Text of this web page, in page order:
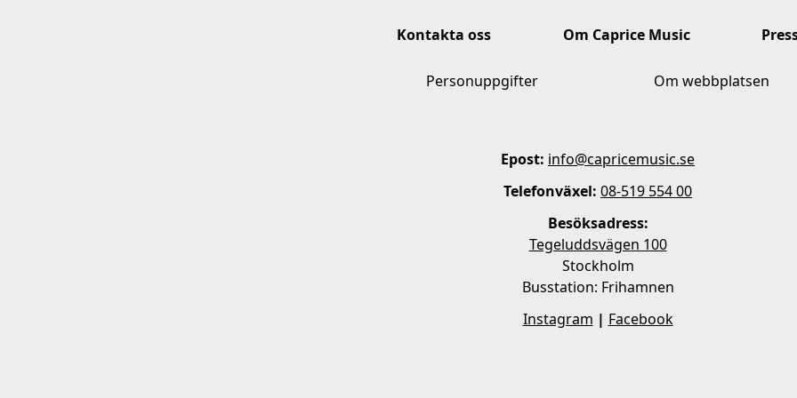
Kontakta oss Om Caprice Music
Personuppgifter Om webbplatsen
Epost: info@capricemusic.se
Telefonväxel: 08-519 554 00
Besöksadress:
Tegeluddsvägen 100
Stockholm
Busstation: Frihamnen
Instagram | Facebook